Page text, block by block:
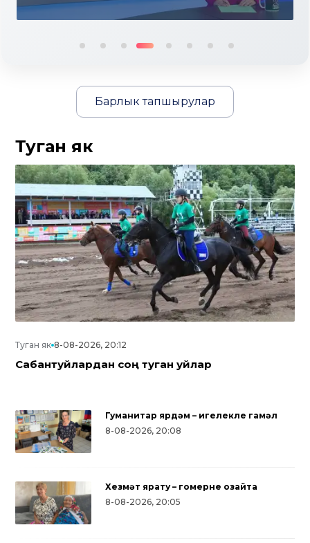
Барлык тапшырулар
Туган як
Туган як 8-08-2026, 20:12
Сабантуйлардан соң туган уйлар
Гуманитар ярдәм – игелекле гамәл
8-08-2026, 20:08
Хезмәт ярату – гомерне озайта
8-08-2026, 20:05